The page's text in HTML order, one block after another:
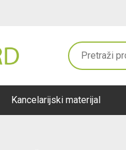
Kancelarijski materijal